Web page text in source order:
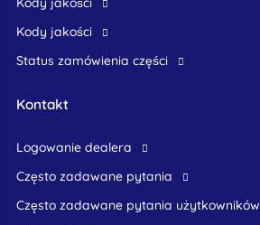
Kody jakości
Status zamówienia części
Kontakt
logowanie dealera
Często zadawane pytania
często zadawane pytania użytkowników